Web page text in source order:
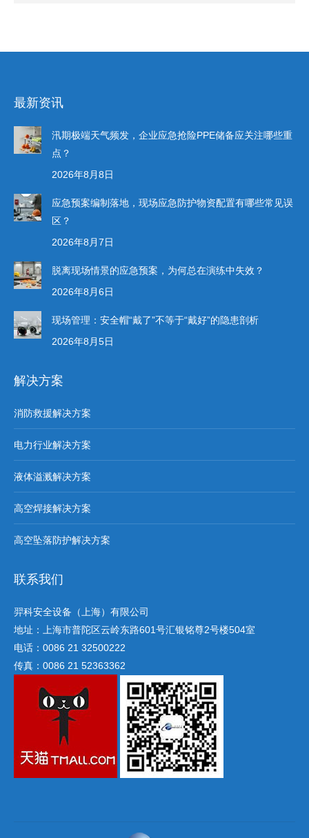
最新资讯
汛期极端天气频发，企业应急抢险PPE储备应关注哪些重
点？
2026年8月8日
应急预案编制落地，现场应急防护物资配置有哪些常见误
区？
2026年8月7日
脱离现场情景的应急预案，为何总在演练中失效？
2026年8月6日
现场管理：安全帽“戴了”不等于“戴好”的隐患剖析
2026年8月5日
解决方案
消防救援解决方案
电力行业解决方案
液体溢溅解决方案
高空焊接解决方案
高空坠落防护解决方案
联系我们
羿科安全设备（上海）有限公司
地址：上海市普陀区云岭东路601号汇银铭尊2号楼504室
电话：0086 21 32500222
传真：0086 21 52363362